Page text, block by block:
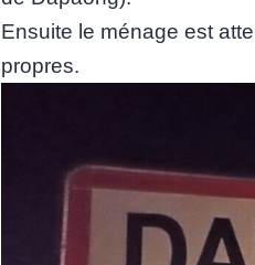
Ensuite le ménage est
propres.